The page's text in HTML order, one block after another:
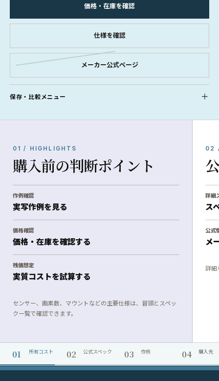
価格・在庫を確認
仕様を確認
メーカー公式ページ
保存・比較メニュー
01 / HIGHLIGHTS
購入前の判断ポイント
作例確認
実写作例を見る
価格確認
価格・在庫を確認する
残価想定
実質コストを試算する
センサー、画素数、マウントなどの主要仕様は、冒頭とスペッ
ク一覧で確認できます。
02
詳細
ス
公式
メ
詳細
01 所有コスト 02 公式スペック 03 作例 04 購入先